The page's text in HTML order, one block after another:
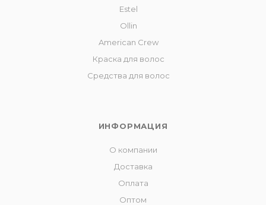
Estel
Ollin
American Crew
Краска для волос
Средства для волос
ИНФОРМАЦИЯ
О компании
Доставка
Оплата
Оптом